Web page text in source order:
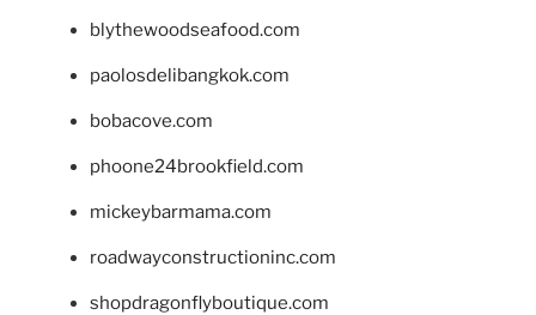
blythewoodseafood.com
paolosdelibangkok.com
bobacove.com
phoone24brookfield.com
mickeybarmama.com
roadwayconstructioninc.com
shopdragonflyboutique.com